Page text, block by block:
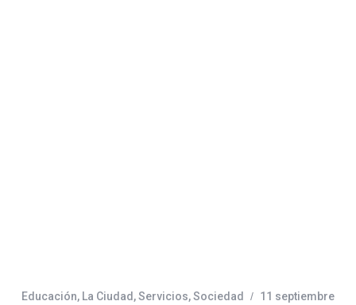
Educación, La Ciudad ,Servicios,Sociedad
11 septiembre